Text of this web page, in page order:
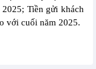
Tiền gửi khách
với cuối năm 2025.